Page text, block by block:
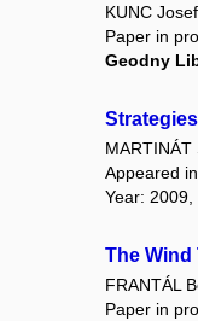
KUNC Josef
Paper in
Geodny
MARTINÁT
Appeared
Year:
The
FRANTÁL
Paper in